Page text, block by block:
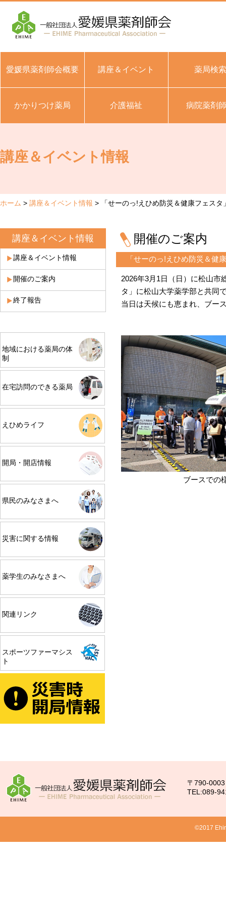
愛媛県薬剤師会概要 講座＆イベント 薬局検索
かかりつけ薬局 介護福祉 病院薬剤
講座＆イベント情報
ホーム 講座＆イベント情報 「せーのっ!えひめ防災＆健康フェス
講座＆イベント情報
講座＆イベント情報
開催のご案内
終了報告
地域における薬局の体
制
在宅訪問のできる薬局
えひめライフ
開局・開店情報
県民のみなさまへ
災害に関する情報
薬学生のみなさまへ
関連リンク
スポーツファーマシス
ト
開催のご案内
「せーのっ!えひめ防災＆健
2026年3月1日（日）に松山市
タ」に松山大学薬学部と共同
当日は天候にも恵まれ、ブー
ブースでの
〒790-
TEL:089-
©2017